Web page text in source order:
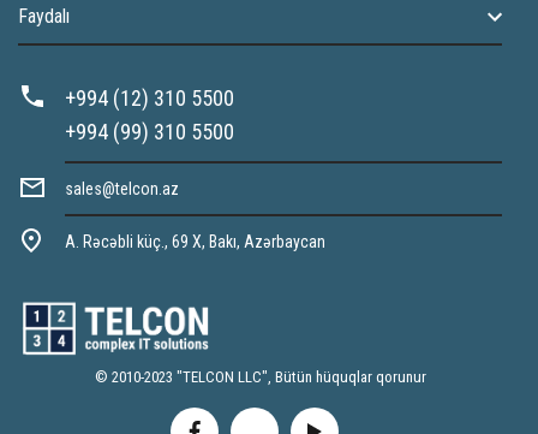
Faydalı
+994 (12) 310 5500
+994 (99) 310 5500
sales@telcon.az
A. Rəcəbli küç., 69 X, Bakı, Azərbaycan
© 2010-2023 "TELCON LLC", Bütün hüquqlar qorunur